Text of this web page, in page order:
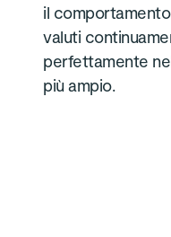
il
valuti
perfettamente
più ampio.